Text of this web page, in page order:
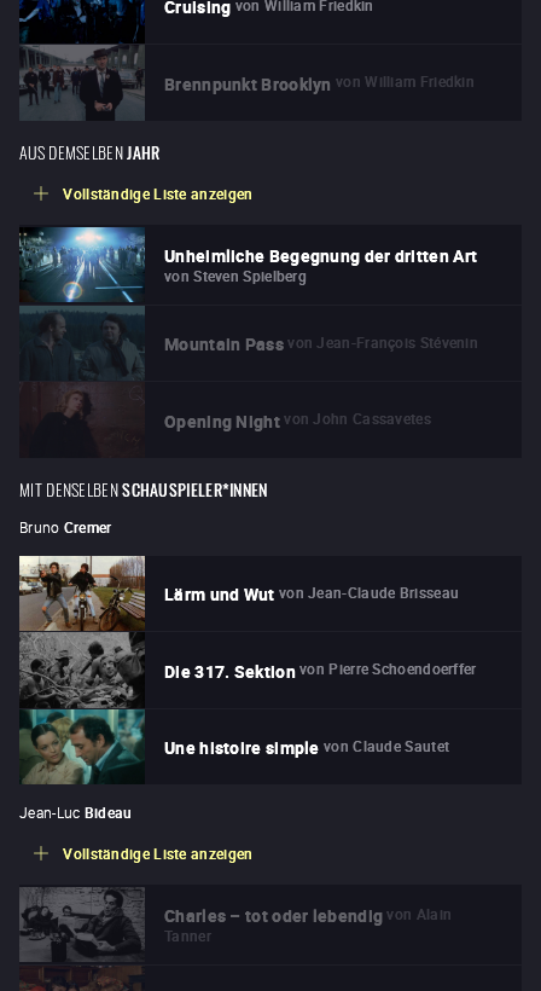
Cruising von William Friedkin
Brennpunkt Brooklyn von William Friedkin
AUS DEMSELBENJAHR
Vollständige Liste anzeigen
Unheimliche Begegnung der dritten Art
von Steven Spielberg
Mountain Pass von Jean-François Stévenin
Opening Night von John Cassavetes
MIT DENSELBENSCHAUSPIELER*INNEN
Bruno Cremer
Lärm und Wut von Jean-Claude Brisseau
Die 317. Sektion von Pierre Schoendoerffer
Une histoire simple von Claude Sautet
Jean-Luc Bideau
Vollständige Liste anzeigen
Charles – tot oder lebendig von Alain
Tanner